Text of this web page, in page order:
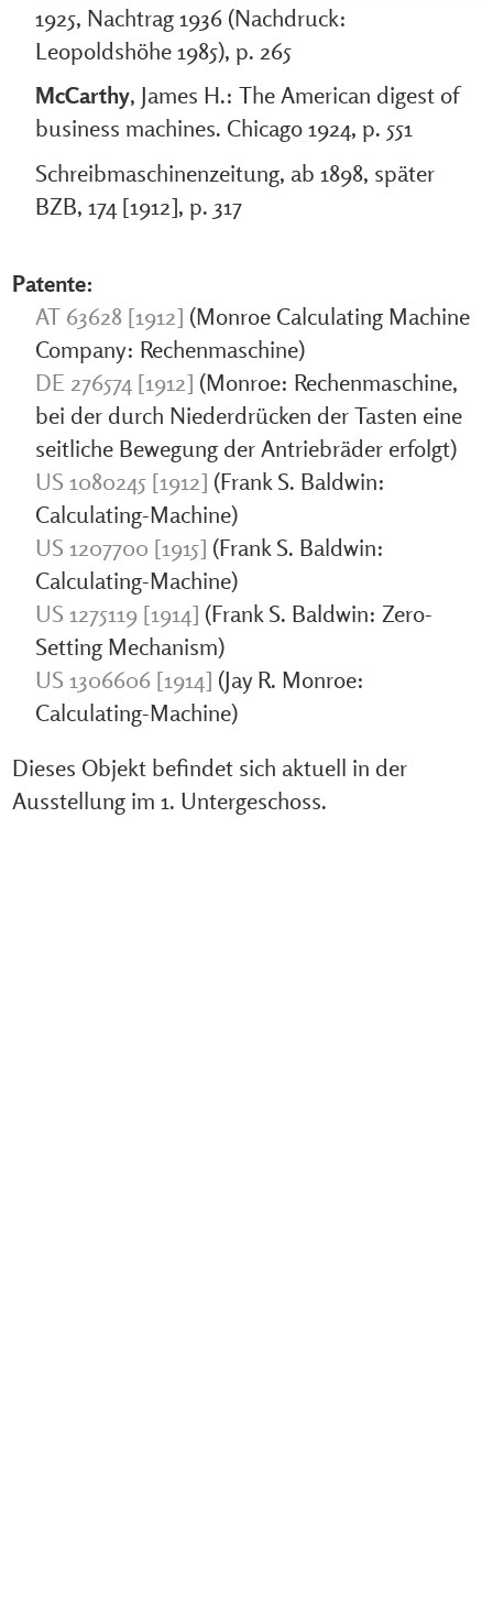
1925, Nachtrag 1936 (Nachdruck:
Leopoldshöhe 1985), p. 265
McCarthy, James H.: The American digest of
business machines. Chicago 1924, p. 551
Schreibmaschinenzeitung, ab 1898, später
BZB, 174 [1912], p. 317
Patente:
AT 63628 [1912] (Monroe Calculating Machine
Company: Rechenmaschine)
DE 276574 [1912] (Monroe: Rechenmaschine,
bei der durch Niederdrücken der Tasten eine
seitliche Bewegung der Antriebräder erfolgt)
US 1080245 [1912] (Frank S. Baldwin:
Calculating-Machine)
US 1207700 [1915] (Frank S. Baldwin:
Calculating-Machine)
US 1275119 [1914] (Frank S. Baldwin: Zero-
Setting Mechanism)
US 1306606 [1914] (Jay R. Monroe:
Calculating-Machine)
Dieses Objekt befindet sich aktuell in der
Ausstellung im 1. Untergeschoss.